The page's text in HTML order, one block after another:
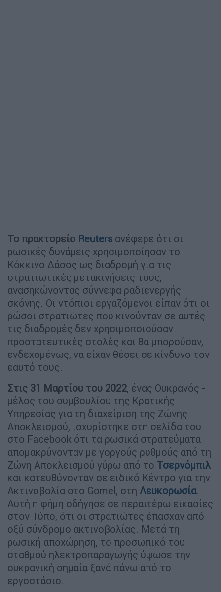
Το πρακτορείο Reuters ανέφερε ότι οι
ρωσικές δυνάμεις χρησιμοποίησαν το
Κόκκινο Δάσος ως διαδρομή για τις
στρατιωτικές μετακινήσεις τους,
ανασηκώνοντας σύννεφα ραδιενεργής
σκόνης. Οι ντόπιοι εργαζόμενοι είπαν ότι οι
ρώσοι στρατιώτες που κινούνταν σε αυτές
τις διαδρομές δεν χρησιμοποιούσαν
προστατευτικές στολές και θα μπορούσαν,
ενδεχομένως, να είχαν θέσει σε κίνδυνο τον
εαυτό τους.
Στις 31 Μαρτίου του 2022, ένας Ουκρανός -
μέλος του συμβουλίου της Κρατικής
Υπηρεσίας για τη διαχείριση της Ζώνης
Αποκλεισμού, ισχυρίστηκε στη σελίδα του
στο Facebook ότι τα ρωσικά στρατεύματα
απομακρύνονταν με γοργούς ρυθμούς από τη
Ζώνη Αποκλεισμού γύρω από το Τσερνόμπιλ
και κατευθύνονταν σε ειδικό Κέντρο για την
Ακτινοβολία στο Gomel, στη Λευκορωσία.
Αυτή η φήμη οδήγησε σε περαιτέρω εικασίες
στον Τύπο, ότι οι στρατιώτες έπασχαν από
οξύ σύνδρομο ακτινοβολίας. Μετά τη
ρωσική αποχώρηση, το προσωπικό του
σταθμού ηλεκτροπαραγωγής ύψωσε την
ουκρανική σημαία ξανά πάνω από το
εργοστάσιο.